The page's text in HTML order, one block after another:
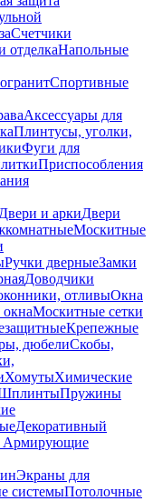
Счетчики
отделкаНапольные
Спортивные
Аксессуары для
Плинтусы, уголки,
Фуги для
Приспособления
Двери и аркиДвери
Москитные
Ручки дверныеЗамки
Доводчики
отливыОкна
Москитные сетки
Крепежные
дюбелиСкобы,
ХомутыХимические
Пружины
Декоративный
Армирующие
Экраны для
системыПотолочные